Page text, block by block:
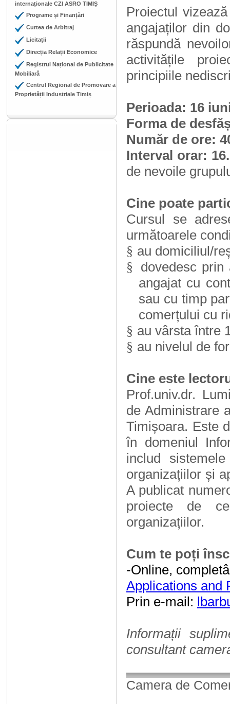
internaționale CZI ASRO TIMIȘ
Programe și Finanțări
Curtea de Arbitraj
Licitații
Direcția Relații Economice
Registrul Național de Publicitate
Mobiliară
Centrul Regional de Promovare a
Proprietății Industriale Timiș
Proiectul vizează
angajaților din
răspundă
activitățile
principiile
Perioada: 16
Forma de
Număr de ore:
Interval orar:
de nevoile
Cine poate
Cursul se
următoarele
§ au domiciliul/
§
dovedesc
angajat cu
sau cu timp
comerțului cu
§ au vârsta între
§ au nivelul de
Cine este
Prof.univ.dr.
de Administrare
Timișoara. Este
în domeniul
includ
organizațiilor și
A publicat
proiecte de
organizațiilor.
Cum te poți
-Online,
Applications and
Prin e-mail:
Informații
consultant
Camera de